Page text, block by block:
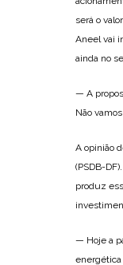
será o
Aneel vai
ainda no
— A
Não
A opinião
(PSDB-
produz
— Hoje a
energética